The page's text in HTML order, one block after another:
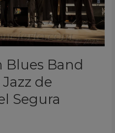
Blues Band
de
Segura